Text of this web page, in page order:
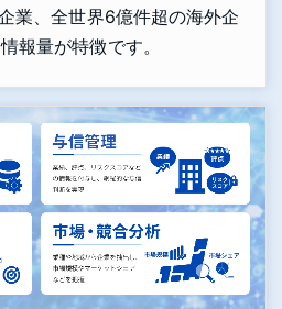
業、全世界6億件超の海外企
報量が特徴です。